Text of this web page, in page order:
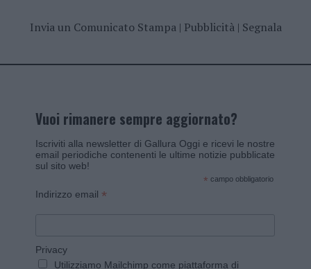
Invia un Comunicato Stampa| Pubblicità| Segnala
Vuoi rimanere sempre aggiornato?
Iscriviti alla newsletter di Gallura Oggi e ricevi le nostre
email periodiche contenenti le ultime notizie pubblicate
sul sito web!
* campo obbligatorio
Indirizzo email *
Privacy
Utilizziamo Mailchimp come piattaforma di